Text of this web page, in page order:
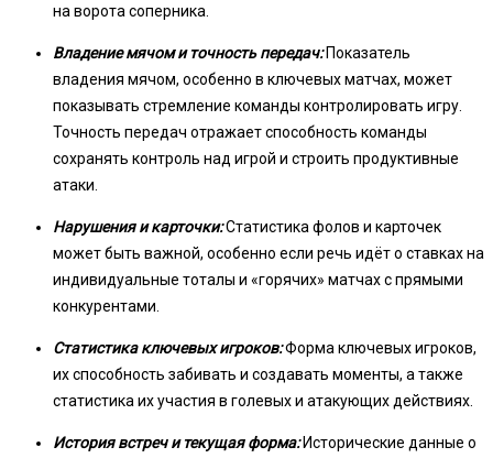
на ворота соперника.
Владение мячом и точность передач:Показатель
владения мячом, особенно в ключевых матчах, может
показывать стремление команды контролировать игру.
Точность передач отражает способность команды
сохранять контроль над игрой и строить продуктивные
атаки.
Нарушения и карточки:Статистика фолов и карточек
может быть важной, особенно если речь идёт о ставках на
индивидуальные тоталы и «горячих» матчах с прямыми
конкурентами.
Статистика ключевых игроков:Форма ключевых игроков,
их способность забивать и создавать моменты, а также
статистика их участия в голевых и атакующих действиях.
История встреч и текущая форма:Исторические данные о